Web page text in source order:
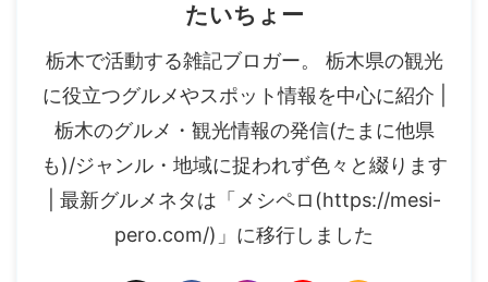
たいちょー
栃木で活動する雑記ブロガー。 栃木県の観光
に役立つグルメやスポット情報を中心に紹介 |
栃木のグルメ・観光情報の発信(たまに他県
も)/ジャンル・地域に捉われず色々と綴ります
| 最新グルメネタは「メシペロ(https://mesi-
pero.com/)」に移行しました